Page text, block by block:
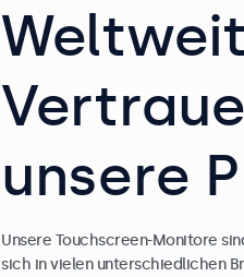
unsere
Unsere Touchscreen-Monitore
sich in vielen unterschiedlichen